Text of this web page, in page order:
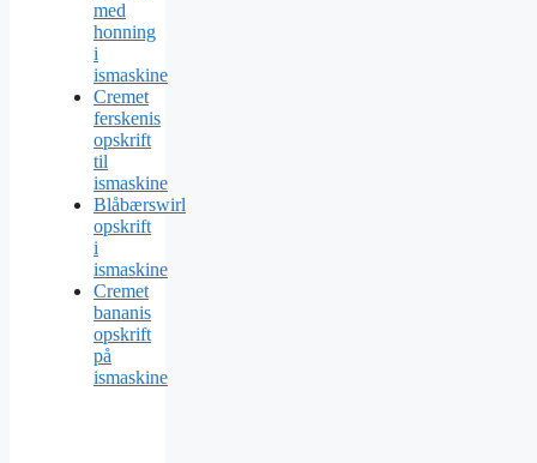
med
honning
i
ismaskine
Cremet
ferskenis
opskrift
til
ismaskine
Blåbærswirl
opskrift
i
ismaskine
Cremet
bananis
opskrift
på
ismaskine